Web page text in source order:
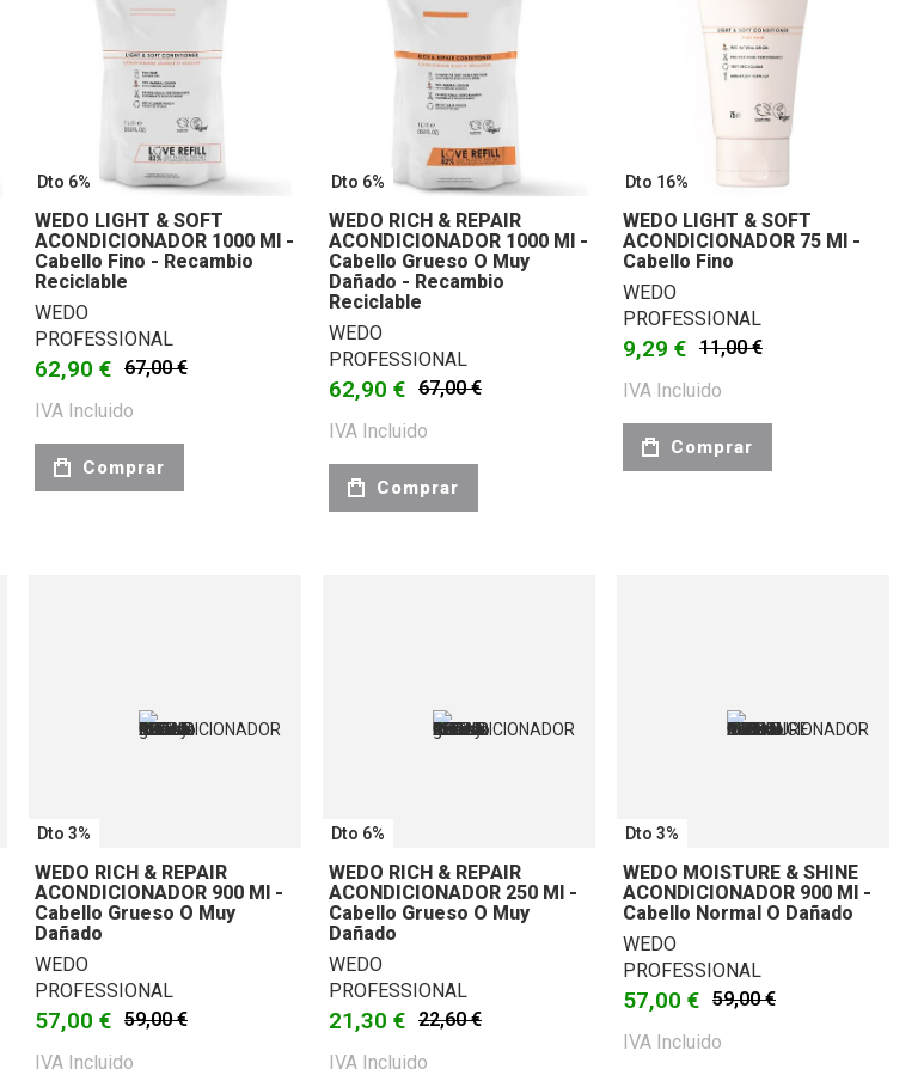
Dto 6%
WEDO LIGHT & SOFT
ACONDICIONADOR 1000 Ml -
Cabello Fino - Recambio
Reciclable
WEDO
PROFESSIONAL
62,90 € 67,00 €
IVA Incluido
Comprar
Dto 6%
WEDO RICH & REPAIR
ACONDICIONADOR 1000 Ml -
Cabello Grueso O Muy
Dañado - Recambio
Reciclable
WEDO
PROFESSIONAL
62,90 € 67,00 €
IVA Incluido
Comprar
Dto 16%
WEDO LIGHT & SOFT
ACONDICIONADOR 75 Ml -
Cabello Fino
WEDO
PROFESSIONAL
9,29 € 11,00 €
IVA Incluido
Comprar
Dto 3%
WEDO RICH & REPAIR
ACONDICIONADOR 900 Ml -
Cabello Grueso O Muy
Dañado
WEDO
PROFESSIONAL
57,00 € 59,00 €
IVA Incluido
Dto 6%
WEDO RICH & REPAIR
ACONDICIONADOR 250 Ml -
Cabello Grueso O Muy
Dañado
WEDO
PROFESSIONAL
21,30 € 22,60 €
IVA Incluido
Dto 3%
WEDO MOISTURE & SHINE
ACONDICIONADOR 900 Ml -
Cabello Normal O Dañado
WEDO
PROFESSIONAL
57,00 € 59,00 €
IVA Incluido